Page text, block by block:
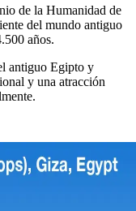
de la Humanidad de
del mundo antiguo
años.
antiguo Egipto y
y una atracción